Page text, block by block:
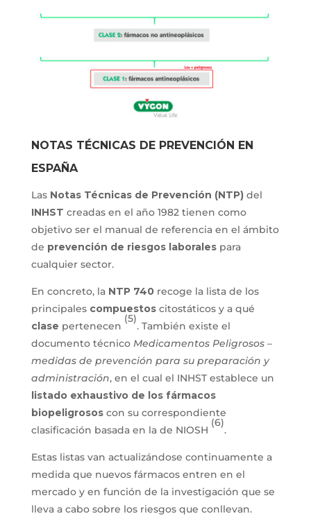
NOTAS TÉCNICAS DE PREVENCIÓN EN
ESPAÑA
Las Notas Técnicas de Prevención (NTP) del
INHST creadas en el año 1982 tienen como
objetivo ser el manual de referencia en el ámbito
de prevención de riesgos laboralespara
cualquier sector.
En concreto, laNTP 740recoge la lista de los
principales compuestos citostáticos y a qué
clase pertenecen
(5)
. También existe el
documento técnico Medicamentos Peligrosos –
medidas de prevención para su preparación y
administración, en el cual el INHST establece un
listado exhaustivo de los fármacos
biopeligrososcon su correspondiente
clasificación basada en la de NIOSH
(6)
.
Estas listas van actualizándose continuamente a
medida que nuevos fármacos entren en el
mercado y en función de la investigación que se
lleva a cabo sobre los riesgos que conllevan.